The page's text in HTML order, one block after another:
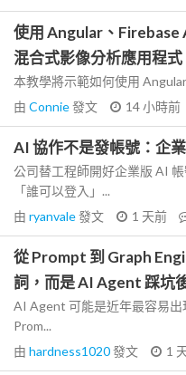
使用 Angular、Firebase
混合式影像分析應用程式
本教學將示範如何使用
由 Connie發文 14 小時前
AI 協作不是發帳號：企
公司替工程師開好企業版 AI
「誰可以登入」...
由 ryanvale發文 1 天前
從 Prompt 到 Graph
詞，而是 AI Agent 踩坑
AI Agent 可能是近年最容易
Prom...
由 hardness1020發文 1